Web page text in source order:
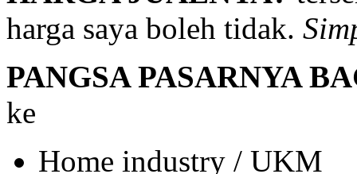
harga saya boleh tidak.
PANGSA PASARNYA
ke
Home industry / UKM